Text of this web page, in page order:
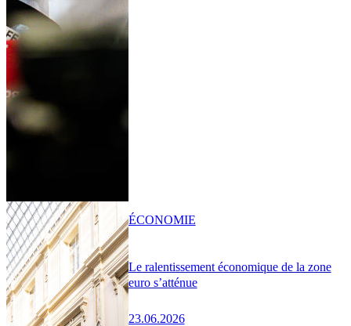
Le ralentissement économique de la zone
euro s’atténue
23.06.2026
ÉCONOMIE